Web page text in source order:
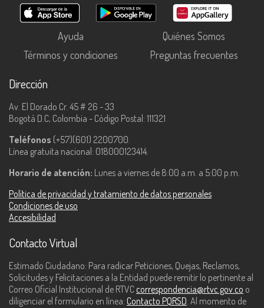
Ayuda
Quiénes Somos
Términos y condiciones
Preguntas frecuentes
Dirección
Av. El Dorado Cr. 45 # 26 - 33
Bogotá D.C, Colombia - Código Postal: 111321
Teléfonos (+57)(601) 2200700.
Línea gratuita nacional: 018000123414.
Horario de atención: Lunes a viernes de 8:00 a.m. a 5:00 p.m.
Política de privacidad y tratamiento de datos personales
Condiciones de uso
Accesibilidad
Contacto Virtual
Estimado Ciudadano: Para radicar Peticiones, Quejas, Reclamos,
Solicitudes y Felicitaciones a la Entidad puede remitir lo pertinente al
Correo Oficial Institucional de RTVC correspondencia@rtvc.gov.co o
diligenciar el formulario en línea: Contacto PQRSD. Al momento de